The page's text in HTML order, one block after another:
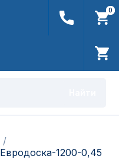
0
0
Евродоска-1200-0,45